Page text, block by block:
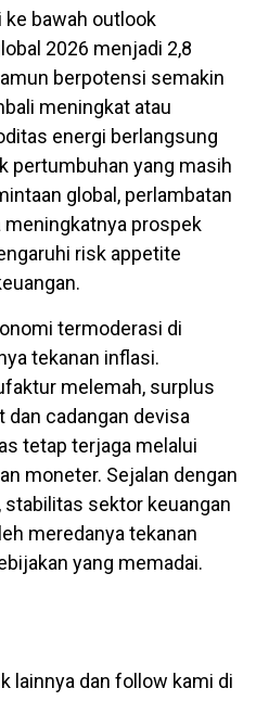
ke bawah outlook
2026 menjadi 2,8
berpotensi semakin
meningkat atau
energi berlangsung
pertumbuhan yang masih
global, perlambatan
prospek
risk appetite
termoderasi di
tekanan inflasi.
melemah, surplus
cadangan devisa
tetap terjaga melalui
moneter. Sejalan dengan
sektor keuangan
meredanya tekanan
yang memadai.
lainnya dan follow kami di